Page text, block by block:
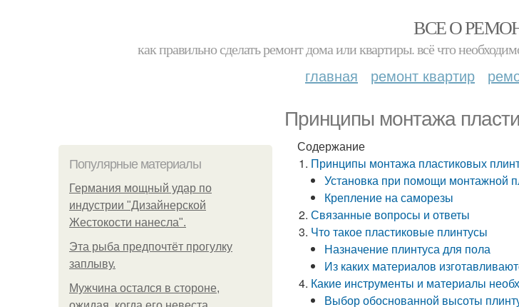
ВСЕ О
как правильно сделать ремонт дома или квартиры. всё что
главная ремонт квартир
Принципы монтажа
Популярные материалы
Германия мощный удар по
индустрии "Дизайнерской
Жестокости нанесла".
Эта рыба предпочтёт прогулку
заплыву.
Мужчина остался в стороне,
Содержание
Принципы монтажа пластиковых
Установка при помощи монтажной
Крепление на саморезы
Связанные вопросы и ответы
Что такое пластиковые плинтусы
Назначение плинтуса для пола
Из каких материалов
Какие инструменты и материалы
Выбор обоснованной высоты